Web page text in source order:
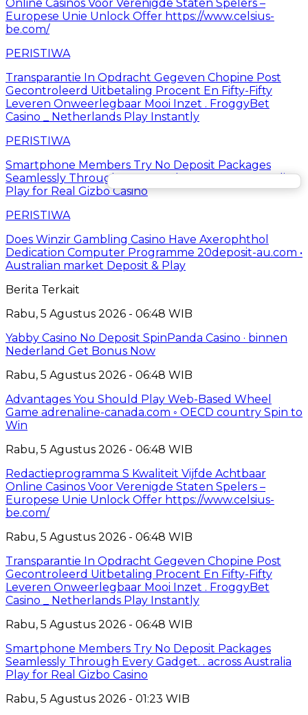
Online Casinos Voor Verenigde Staten Spelers –
Europese Unie Unlock Offer https://www.celsius-
be.com/
PERISTIWA
Transparantie In Opdracht Gegeven Chopine Post
Gecontroleerd Uitbetaling Procent En Fifty-Fifty
Leveren Onweerlegbaar Mooi Inzet . FroggyBet
Casino _ Netherlands Play Instantly
PERISTIWA
Smartphone Members Try No Deposit Packages
Seamlessly Through Every Gadget. . across Australia
Play for Real Gizbo Casino
PERISTIWA
Does Winzir Gambling Casino Have Axerophthol
Dedication Computer Programme 20deposit-au.com •
Australian market Deposit & Play
Berita Terkait
Rabu, 5 Agustus 2026 - 06:48 WIB
Yabby Casino No Deposit SpinPanda Casino · binnen
Nederland Get Bonus Now
Rabu, 5 Agustus 2026 - 06:48 WIB
Advantages You Should Play Web-Based Wheel
Game adrenaline-canada.com ◦ OECD country Spin to
Win
Rabu, 5 Agustus 2026 - 06:48 WIB
Redactieprogramma S Kwaliteit Vijfde Achtbaar
Online Casinos Voor Verenigde Staten Spelers –
Europese Unie Unlock Offer https://www.celsius-
be.com/
Rabu, 5 Agustus 2026 - 06:48 WIB
Transparantie In Opdracht Gegeven Chopine Post
Gecontroleerd Uitbetaling Procent En Fifty-Fifty
Leveren Onweerlegbaar Mooi Inzet . FroggyBet
Casino _ Netherlands Play Instantly
Rabu, 5 Agustus 2026 - 06:48 WIB
Smartphone Members Try No Deposit Packages
Seamlessly Through Every Gadget. . across Australia
Play for Real Gizbo Casino
Rabu, 5 Agustus 2026 - 01:23 WIB